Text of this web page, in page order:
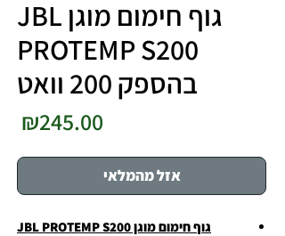
גוף חימום מוגן JBL
PROTEMP S200
בהספק 200 וואט​​​​​​​
₪245.00
אזל מהמלאי
גוף חימום מוגן JBL PROTEMP S200